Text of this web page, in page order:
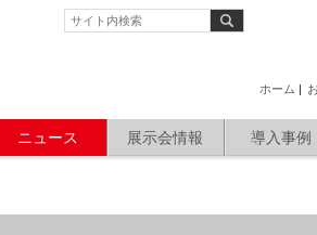
ホーム
ニュース 展示会情報 導入事例